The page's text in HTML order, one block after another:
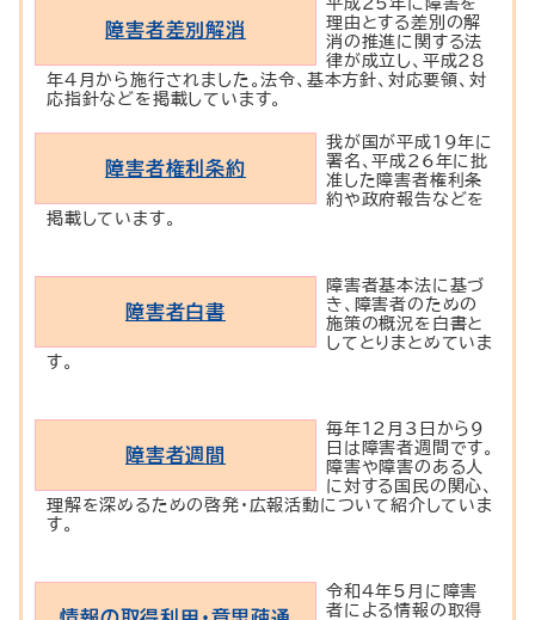
障害者差別解消
平成25年に障害を
理由とする差別の解
消の推進に関する法
律が成立し、平成28
年4月から施行されました。法令、基本方針、対応要領、対
応指針などを掲載しています。
障害者権利条約
我が国が平成19年に
署名、平成26年に批
准した障害者権利条
約や政府報告などを
掲載しています。
障害者白書
障害者基本法に基づ
き、障害者のための
施策の概況を白書と
してとりまとめていま
す。
障害者週間
毎年12月3日から9
日は障害者週間です。
障害や障害のある人
に対する国民の関心、
理解を深めるための啓発・広報活動について紹介していま
す。
令和4年5月に障害
者による情報の取得